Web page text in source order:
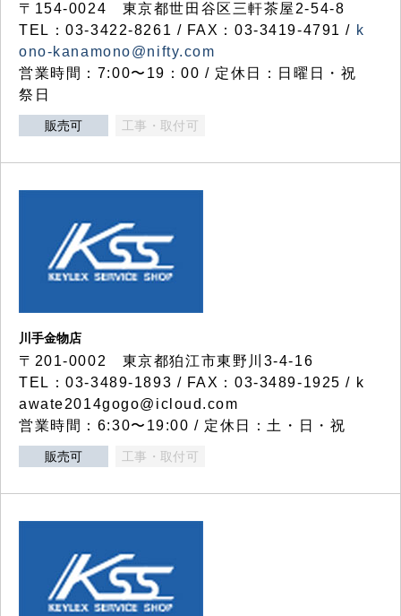
〒154-0024 東京都世田谷区三軒茶屋2-54-8
TEL：03-3422-8261 / FAX：03-3419-4791 / k
ono-kanamono@nifty.com
営業時間：7:00〜19：00 / 定休日：日曜日・祝
祭日
販売可 工事・取付可
川手金物店
〒201-0002 東京都狛江市東野川3-4-16
TEL：03-3489-1893 / FAX：03-3489-1925 / k
awate2014gogo@icloud.com
営業時間：6:30〜19:00 / 定休日：土・日・祝
販売可 工事・取付可